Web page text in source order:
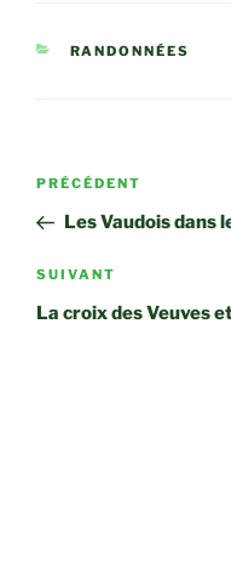
CATÉGORIES
RANDONNÉES
Navigation
l’article
Article
précédent
PRÉCÉDENT
Les Vaudois dans
Article
suivant
SUIVANT
La croix des Veuves